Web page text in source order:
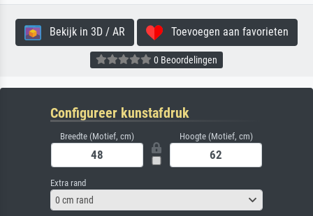
Bekijk in 3D / AR Toevoegen aan favorieten
0 Beoordelingen
Configureer kunstafdruk
Breedte (Motief, cm) Hoogte (Motief, cm)
Extra rand
0 cm rand